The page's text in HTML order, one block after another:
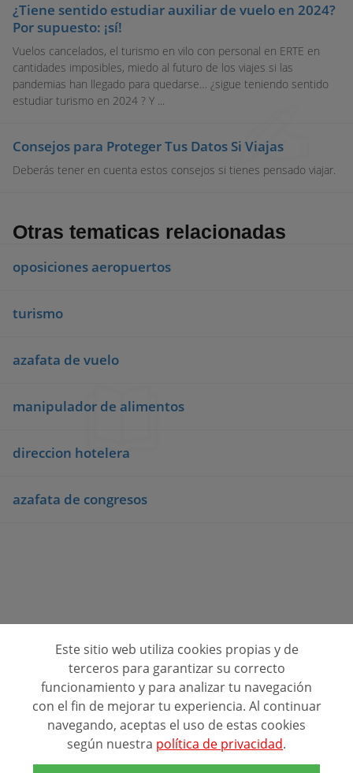
¿Tiene sentido estudiar auxiliar de vuelo en 2024?
Por supuesto: ¡sí!
Vuelos cancelados, el turismo en vilo con personal en ERTE en
cantidades imposibles, miedo al futuro de los viajes si las
pandemias han llegado para quedarse… ¿sigue teniendo sentido
estudiar turismo en 2024 ? Y ...
Consejos para Proteger Tus Datos Si Viajas
Deberás tener en cuenta estos consejos si tienes pensado viajar.
Otras tematicas relacionadas
oposiciones aeropuertos
turismo
azafata de vuelo
manipulador de alimentos
direccion hotelera
azafata de congresos
Consulta opiniones de centros de formación
Quienes Somos
Contacto
Política de privacidad
Alta de Centros (FREE)
Este sitio web utiliza cookies propias y de
terceros para garantizar su correcto
funcionamiento y para analizar tu navegación
con el fin de mejorar tu experiencia. Al continuar
navegando, aceptas el uso de estas cookies
según nuestra política de privacidad.